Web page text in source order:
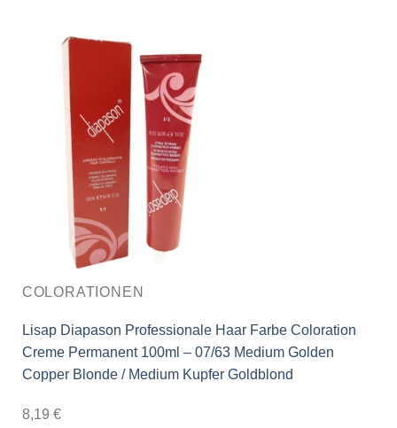
COLORATIONEN
Lisap Diapason Professionale Haar Farbe Coloration
Creme Permanent 100ml – 07/63 Medium Golden
Copper Blonde / Medium Kupfer Goldblond
8,19 €